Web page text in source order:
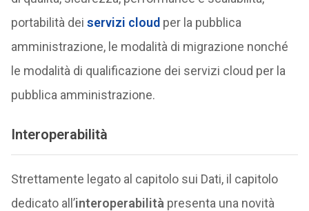
portabilità dei servizi cloud per la pubblica
amministrazione, le modalità di migrazione nonché
le modalità di qualificazione dei servizi cloud per la
pubblica amministrazione.
Interoperabilità
Strettamente legato al capitolo sui Dati, il capitolo
dedicato all’interoperabilità presenta una novità